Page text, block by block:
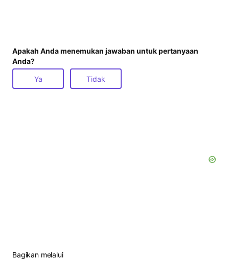
Apakah Anda menemukan jawaban untuk pertanyaan
Anda?
Ya Tidak
Bagikan melalui